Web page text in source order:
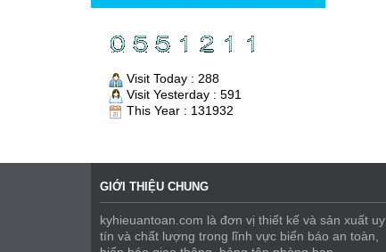
Visit Today : 288
Visit Yesterday : 591
This Year : 131932
GIỚI THIỆU CHUNG
kyhieuantoan.com là đơn vị thiết kế và sản xuất uy
tín và chất lượng trong lĩnh vực biển báo an toàn,